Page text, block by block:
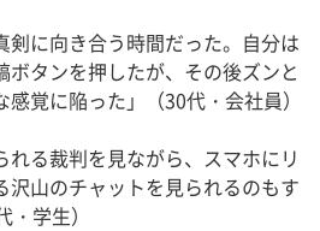
に向き合う時間だった。自分は
ボタンを押したが、その後ズンと
覚に陥った」（30代・会社員）
る裁判を見ながら、スマホにリ
沢山のチャットを見られるのもす
学生）